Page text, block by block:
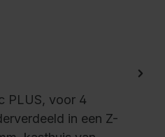
PLUS, voor 4
in een Z-